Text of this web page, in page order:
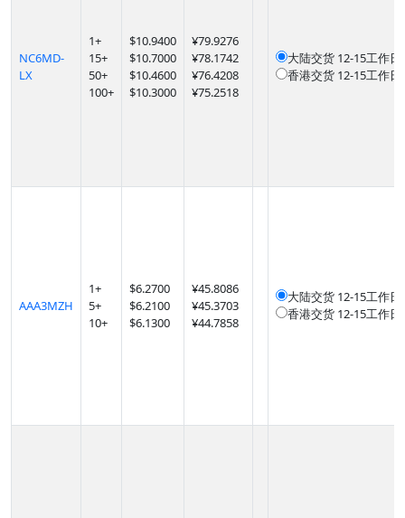
NC6MD-
LX
1+
15+
50+
100+
$10.9400
$10.7000
$10.4600
$10.3000
¥79.9276
¥78.1742
¥76.4208
¥75.2518
大陆交货 12-15工作日
香港交货 12-15工作日
AAA3MZH
1+
5+
10+
$6.2700
$6.2100
$6.1300
¥45.8086
¥45.3703
¥44.7858
大陆交货 12-15工作日
香港交货 12-15工作日